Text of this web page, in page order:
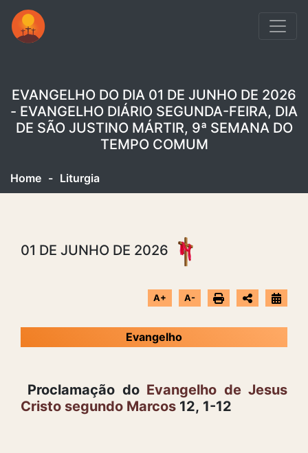
EVANGELHO DO DIA 01 DE JUNHO DE 2026
- EVANGELHO DIÁRIO SEGUNDA-FEIRA, DIA
DE SÃO JUSTINO MÁRTIR, 9ª SEMANA DO
TEMPO COMUM
Home - Liturgia
01 DE JUNHO DE 2026
A+ A-
Evangelho
Proclamação do Evangelho de Jesus
Cristo segundo Marcos 12, 1-12